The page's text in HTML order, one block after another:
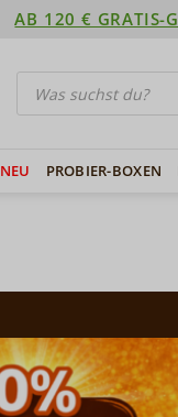
AB 120 € GRATIS-
Products
search
NEU PROBIER-BOXEN